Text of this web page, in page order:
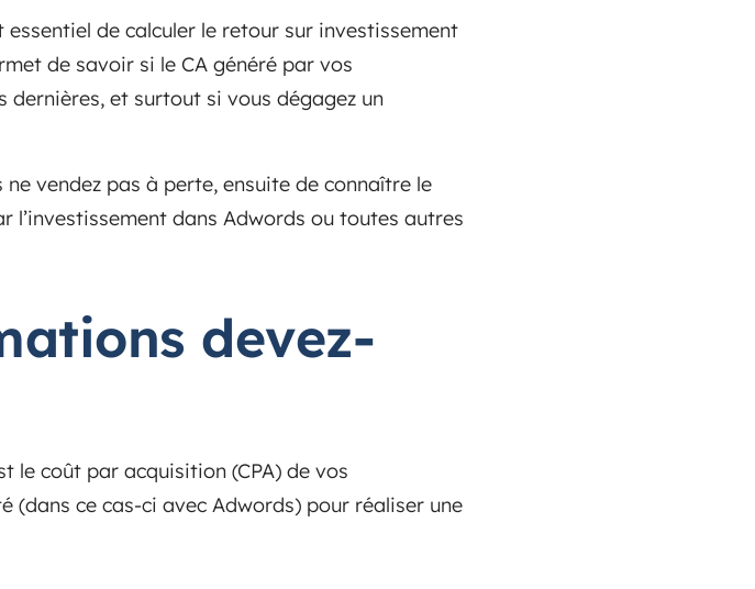
de calculer le retour sur investissement
de savoir si le CA généré par vos
dernières, et surtout si vous dégagez un
vendez pas à perte, ensuite de connaître le
l’investissement dans Adwords ou toutes autres
devez-
le coût par acquisition (CPA) de vos
(dans ce cas-ci avec Adwords) pour réaliser une